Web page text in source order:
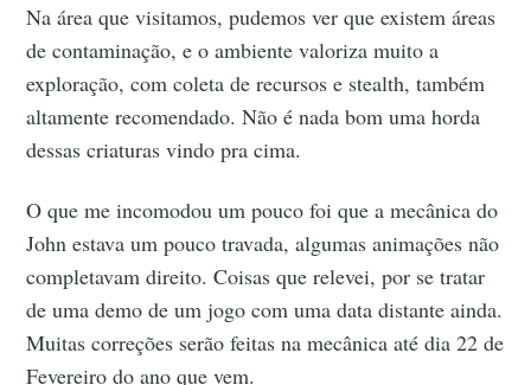
Na área que visitamos, pudemos ver que existem áreas
de contaminação, e o ambiente valoriza muito a
exploração, com coleta de recursos e stealth, também
altamente recomendado. Não é nada bom uma horda
dessas criaturas vindo pra cima.
O que me incomodou um pouco foi que a mecânica do
John estava um pouco travada, algumas animações não
completavam direito. Coisas que relevei, por se tratar
de uma demo de um jogo com uma data distante ainda.
Muitas correções serão feitas na mecânica até dia 22 de
Fevereiro do ano que vem.